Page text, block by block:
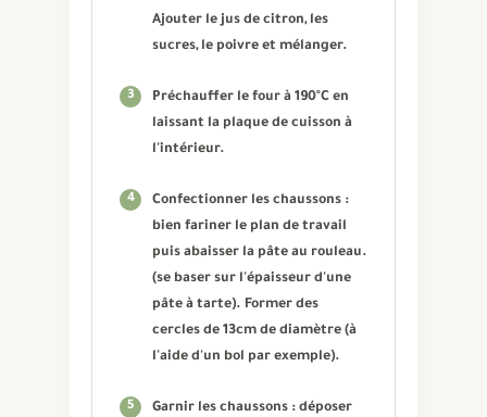
Ajouter le jus de citron, les
sucres, le poivre et mélanger.
3
Préchauffer le four à 190°C en
laissant la plaque de cuisson à
l'intérieur.
4
Confectionner les chaussons :
bien fariner le plan de travail
puis abaisser la pâte au rouleau.
(se baser sur l'épaisseur d'une
pâte à tarte). Former des
cercles de 13cm de diamètre (à
l'aide d'un bol par exemple).
5
Garnir les chaussons : déposer